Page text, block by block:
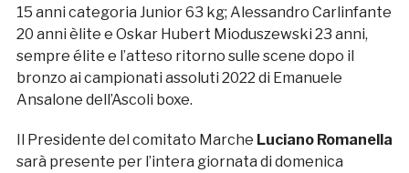
15 anni categoria Junior 63 kg; Alessandro Carlinfante
20 anni èlite e Oskar Hubert Mioduszewski 23 anni,
sempre élite e l’atteso ritorno sulle scene dopo il
bronzo ai campionati assoluti 2022 di Emanuele
Ansalone dell’Ascoli boxe.
Il Presidente del comitato Marche Luciano Romanella
sarà presente per l’intera giornata di domenica